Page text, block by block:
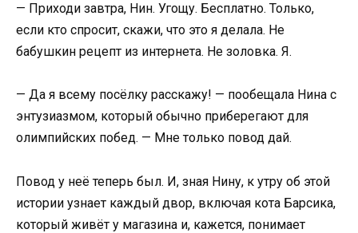
— Приходи завтра, Нин. Угощу. Бесплатно. Только,
если кто спросит, скажи, что это я делала. Не
бабушкин рецепт из интернета. Не золовка. Я.
— Да я всему посёлку расскажу! — пообещала Нина с
энтузиазмом, который обычно приберегают для
олимпийских побед. — Мне только повод дай.
Повод у неё теперь был. И, зная Нину, к утру об этой
истории узнает каждый двор, включая кота Барсика,
который живёт у магазина и, кажется, понимает